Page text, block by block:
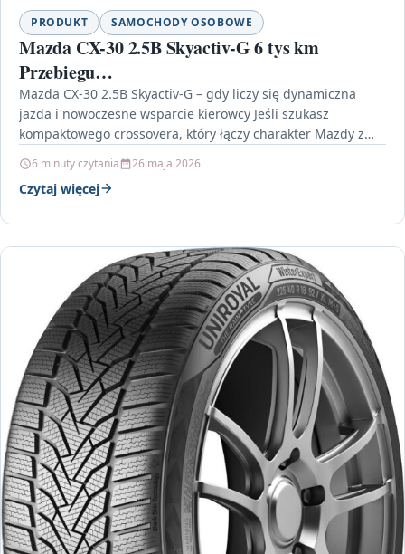
PRODUKT SAMOCHODY OSOBOWE
Mazda CX-30 2.5B Skyactiv-G 6 tys km
Przebiegu…
Mazda CX-30 2.5B Skyactiv-G – gdy liczy się dynamiczna
jazda i nowoczesne wsparcie kierowcy Jeśli szukasz
kompaktowego crossovera, który łączy charakter Mazdy z
6 minuty czytania 26 maja 2026
Czytaj więcej